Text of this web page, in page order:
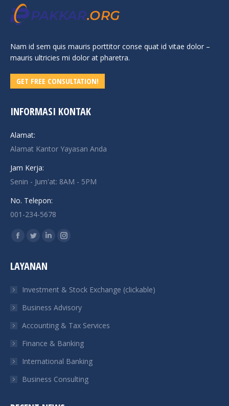
Nam id sem quis mauris porttitor conse quat id vitae dolor –
mauris ultricies mi dolor at pharetra.
GET FREE CONSULTATION!
INFORMASI KONTAK
Alamat:
Alamat Kantor Yayasan Anda
Jam Kerja:
Senin - Jum'at: 8AM - 5PM
No. Telepon:
001-234-5678
Find us on:
Facebook
opens
new
window
Twitter
opens
new
window
Linkedin
new
window
Instagram
new
window
LAYANAN
Investment & Stock Exchange (clickable)
Business Advisory
Accounting & Tax Services
Finance & Banking
International Banking
Business Consulting